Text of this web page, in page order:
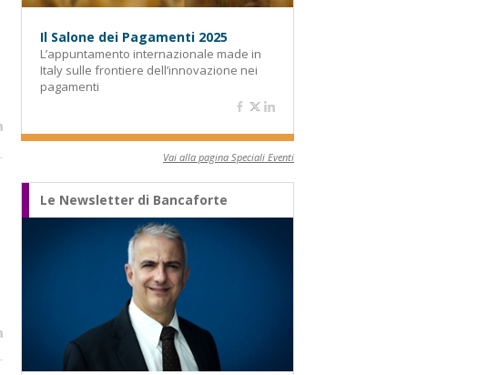
Il Salone dei Pagamenti 2025
L’appuntamento internazionale made in
Italy sulle frontiere dell’innovazione nei
pagamenti
Vai alla pagina Speciali Eventi
Le Newsletter di Bancaforte